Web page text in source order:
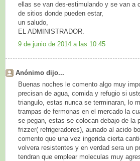
ellas se van des-estimulando y se van a
de sitios donde pueden estar,
un saludo,
EL ADMINISTRADOR.
9 de junio de 2014 a las 10:45
Anónimo dijo...
Buenas noches le comento algo muy
precisan de agua, comida y refugio si
triangulo, estas nunca se terminaran, lo
trampas de fermonas en el mercado la
se pegan, estas se colocan debajo de la
frizzer( refrigeradores), aunado al acido
comento que una vez ingerida cierta
volvera resistentes y en verdad sera un
tendran que emplear moleculas muy